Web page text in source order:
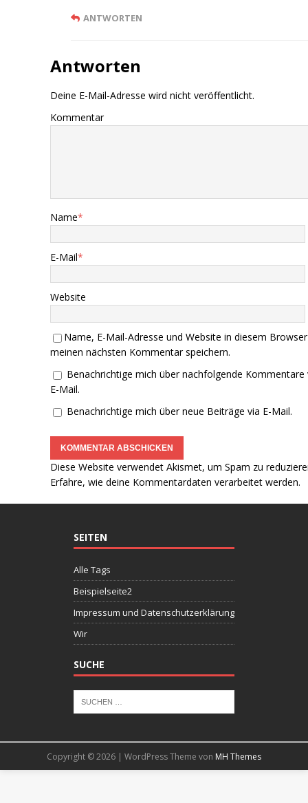
ANTWORTEN
Antworten
Deine E-Mail-Adresse wird nicht veröffentlicht.
Kommentar
Name*
E-Mail*
Website
Name, E-Mail-Adresse und Website in diesem
meinen nächsten Kommentar speichern.
Benachrichtige mich über nachfolgende Kommentare
E-Mail.
Benachrichtige mich über neue Beiträge via E-Mail.
Diese Website verwendet Akismet, um Spam zu
Erfahre, wie deine Kommentardaten verarbeitet werden.
SEITEN
Alle Tags
Beispielseite2
Impressum und Datenschutzerklärung
Wir
SUCHE
Copyright © 2026 | WordPress Theme von MH Themes